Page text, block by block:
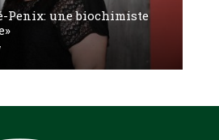
Penix: une biochimiste